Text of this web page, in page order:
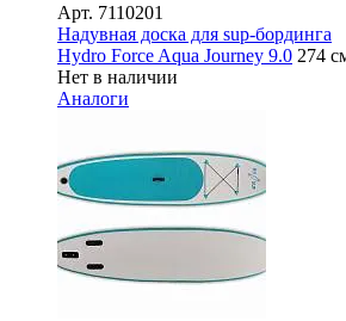
Арт. 7110201
Надувная доска для sup-бординга
Hydro Force Aqua Journey 9.0 274
Нет в наличии
Аналоги